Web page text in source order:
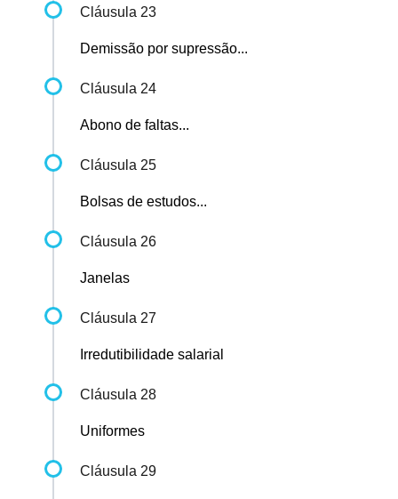
Cláusula 23
Demissão por supressão...
Cláusula 24
Abono de faltas...
Cláusula 25
Bolsas de estudos...
Cláusula 26
Janelas
Cláusula 27
Irredutibilidade salarial
Cláusula 28
Uniformes
Cláusula 29